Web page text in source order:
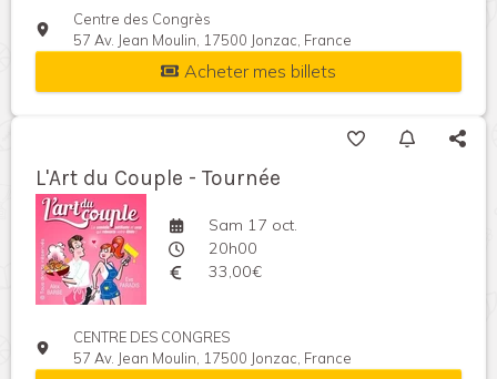
Centre des Congrès
57 Av. Jean Moulin, 17500 Jonzac, France
Acheter mes billets
L'Art du Couple - Tournée
Sam 17 oct.
20h00
33,00€
CENTRE DES CONGRES
57 Av. Jean Moulin, 17500 Jonzac, France